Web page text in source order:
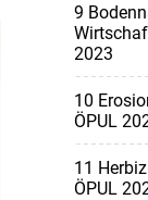
9
2023
10
ÖPUL
11
ÖPUL